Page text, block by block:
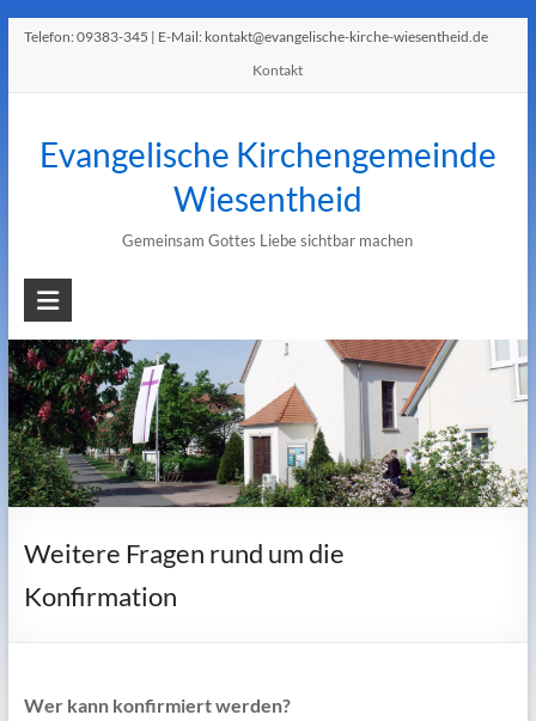
Telefon:09383-345 | E-Mail: kontakt@evangelische-kirche-wiesentheid.de
Kontakt
Evangelische Kirchengemeinde
Wiesentheid
Gemeinsam Gottes Liebe sichtbar machen
Weitere Fragen rund um die
Konfirmation
Wer kann konfirmiert werden?